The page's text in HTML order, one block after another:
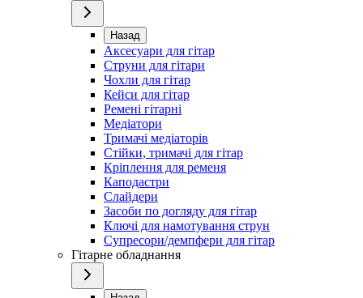
Назад
Аксесуари для гітар
Струни для гітари
Чохли для гітар
Кейси для гітар
Ремені гітарні
Медіатори
Тримачі медіаторів
Стійки, тримачі для гітар
Кріплення для ременя
Каподастри
Слайдери
Засоби по догляду для гітар
Ключі для намотування струн
Супресори/демпфери для гітар
Гітарне обладнання